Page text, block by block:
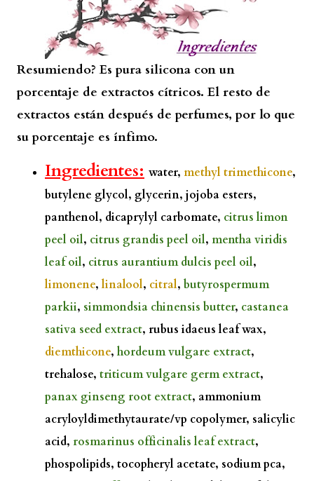
Resumiendo? Es pura silicona con un
porcentaje de extractos cítricos. El resto de
extractos están después de perfumes, por lo que
su porcentaje es ínfimo.
Ingredientes: water, methyl trimethicone,
butylene glycol, glycerin, jojoba esters,
panthenol, dicaprylyl carbomate, citrus limon
peel oil, citrus grandis peel oil, mentha viridis
leaf oil, citrus aurantium dulcis peel oil,
limonene,linalool, citral, butyrospermum
parkii, simmondsia chinensis butter, castanea
sativa seed extract, rubus idaeus leaf wax,
diemthicone, hordeum vulgare extract,
trehalose, triticum vulgare germ extract,
panax ginseng root extract, ammonium
acryloyldimethytaurate/vp copolymer, salicylic
acid, rosmarinus officinalis leaf extract,
phospolipids, tocopheryl acetate, sodium pca,